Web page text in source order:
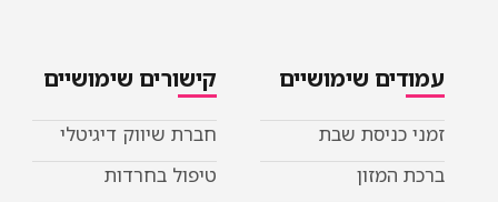
שימושיים
שבת
קישורים שימושיים
חברת שיווק דיגיטלי
טיפול בחרדות